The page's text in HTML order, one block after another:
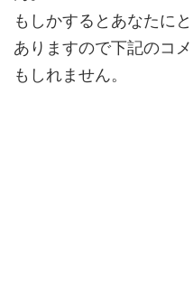
もしかするとあなたに
ありますので下記のコ
もしれません。